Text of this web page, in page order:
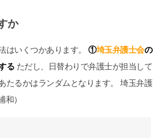
か
はいくつかあります。①埼玉弁護士会の
る ただし、日替わりで弁護士が担当して
たるかはランダムとなります。 埼玉弁護
和）